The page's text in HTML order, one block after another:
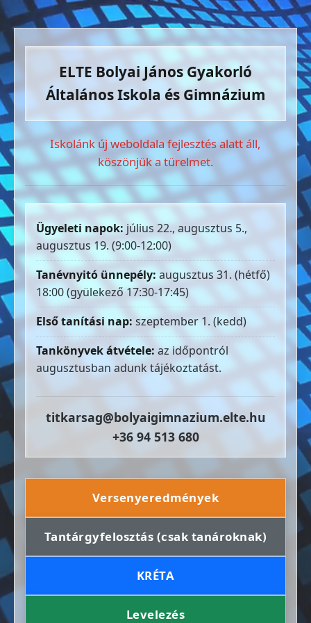
ELTE Bolyai János Gyakorló
Általános Iskola és Gimnázium
Iskolánk új weboldala fejlesztés alatt áll,
köszönjük a türelmet.
Ügyeleti napok: július 22., augusztus 5.,
augusztus 19. (9:00-12:00)
Tanévnyitó ünnepély: augusztus 31. (hétfő)
18:00 (gyülekező 17:30-17:45)
Első tanítási nap: szeptember 1. (kedd)
Tankönyvek átvétele: az időpontról
augusztusban adunk tájékoztatást.
titkarsag@bolyaigimnazium.elte.hu
+36 94 513 680
Versenyeredmények
Tantárgyfelosztás (csak tanároknak)
KRÉTA
Levelezés